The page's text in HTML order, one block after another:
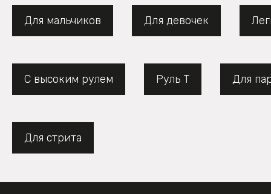
Для мальчиков Для девочек
С высоким рулем Руль Т Для
Для стрита